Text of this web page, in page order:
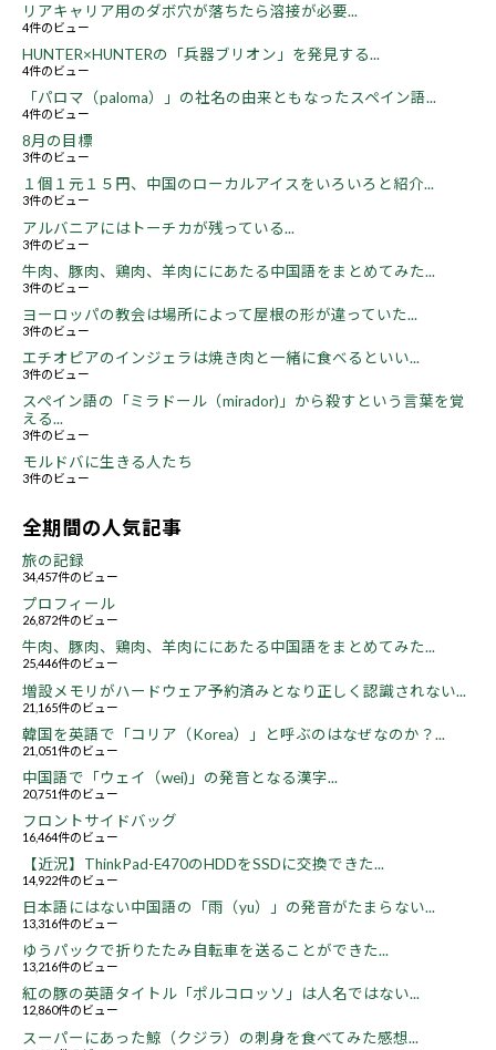
リアキャリア用のダボ穴が落ちたら溶接が必要...
4件のビュー
HUNTER×HUNTERの「兵器ブリオン」を発見する...
4件のビュー
「パロマ（paloma）」の社名の由来ともなったスペイン語...
4件のビュー
8月の目標
3件のビュー
１個１元１５円、中国のローカルアイスをいろいろと紹介...
3件のビュー
アルバニアにはトーチカが残っている...
3件のビュー
牛肉、豚肉、鶏肉、羊肉ににあたる中国語をまとめてみた...
3件のビュー
ヨーロッパの教会は場所によって屋根の形が違っていた...
3件のビュー
エチオピアのインジェラは焼き肉と一緒に食べるといい...
3件のビュー
スペイン語の「ミラドール（mirador)」から殺すという言葉を覚
える...
3件のビュー
モルドバに生きる人たち
3件のビュー
全期間の人気記事
旅の記録
34,457件のビュー
プロフィール
26,872件のビュー
牛肉、豚肉、鶏肉、羊肉ににあたる中国語をまとめてみた...
25,446件のビュー
増設メモリがハードウェア予約済みとなり正しく認識されない...
21,165件のビュー
韓国を英語で「コリア（Korea）」と呼ぶのはなぜなのか？...
21,051件のビュー
中国語で「ウェイ（wei)」の発音となる漢字...
20,751件のビュー
フロントサイドバッグ
16,464件のビュー
【近況】ThinkPad-E470のHDDをSSDに交換できた...
14,922件のビュー
日本語にはない中国語の「雨（yu）」の発音がたまらない...
13,316件のビュー
ゆうパックで折りたたみ自転車を送ることができた...
13,216件のビュー
紅の豚の英語タイトル「ポルコロッソ」は人名ではない...
12,860件のビュー
スーパーにあった鯨（クジラ）の刺身を食べてみた感想...